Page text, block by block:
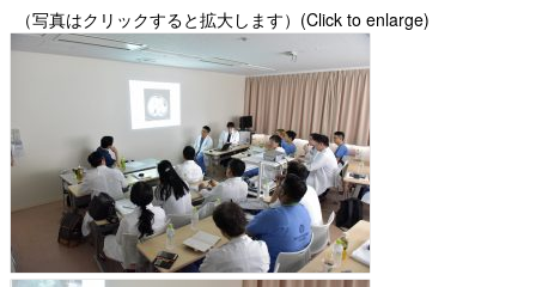
（写真はクリックすると拡大します）(Click to enlarge)